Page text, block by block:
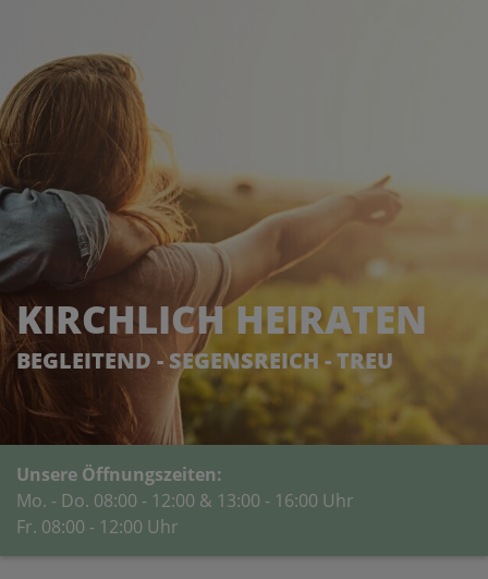
KIRCHLICH HEIRATEN
BEGLEITEND - SEGENSREICH - TREU
Unsere Öffnungszeiten:
Mo. - Do. 08:00 - 12:00 & 13:00 - 16:00 Uhr
Fr. 08:00 - 12:00 Uhr